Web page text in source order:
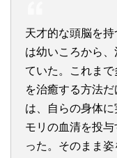
天才的な頭脳を
は幼いころから
ていた。これま
を治癒する方法
は、自らの身体
モリの血清を投
った。そのまま姿